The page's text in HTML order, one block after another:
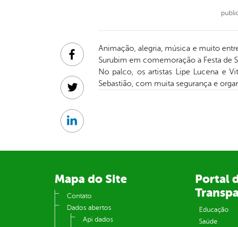
Animação, alegria, música e muito
Surubim em comemoração a Festa de
No palco, os artistas Lipe Lucena e
Sebastião, com muita segurança e
Facebook
Twitter
Linkedin
Mapa do Site
Contato
Dados abertos
Api dados
Portal
Educação
Saúde